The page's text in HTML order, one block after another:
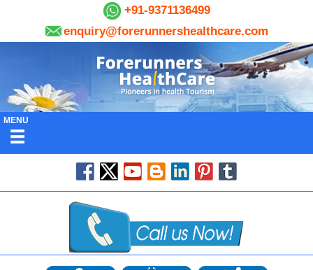
+91-9371136499
enquiry@forerunnershealthcare.com
MENU